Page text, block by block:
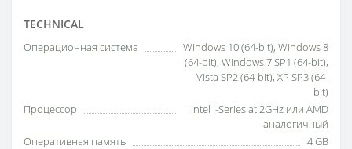
TECHNICAL
Операционная система
Windows 10 (64-bit), Windows 8
(64-bit), Windows 7 SP1 (64-bit),
Vista SP2 (64-bit), XP SP3 (64-
bit)
Процессор
Intel i-Series at 2GHz или AMD
аналогичный
Оперативная память
4 GB